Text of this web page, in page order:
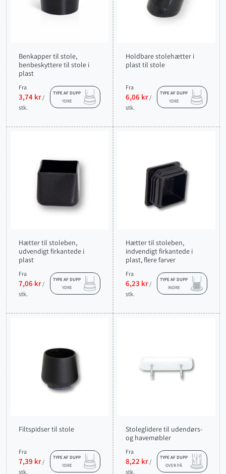
Benkapper til stole,
benbeskyttere til stole i
plast
Fra
3,74 kr /
stk.
TYPE AF DUPP
YDRE
Holdbare stolehætter i
plast til stole
Fra
6,06 kr /
stk.
TYPE AF DUPP
YDRE
Hætter til stoleben,
udvendigt firkantede i
plast
Fra
7,06 kr /
stk.
TYPE AF DUPP
YDRE
Hætter til stoleben,
indvendigt firkantede i
plast, flere farver
Fra
6,23 kr /
stk.
TYPE AF DUPP
INDRE
Filtspidser til stole
Fra
7,39 kr /
stk.
TYPE AF DUPP
YDRE
Stoleglidere til udendørs-
og havemøbler
Fra
8,22 kr /
stk.
TYPE AF DUPP
OVER PÅ